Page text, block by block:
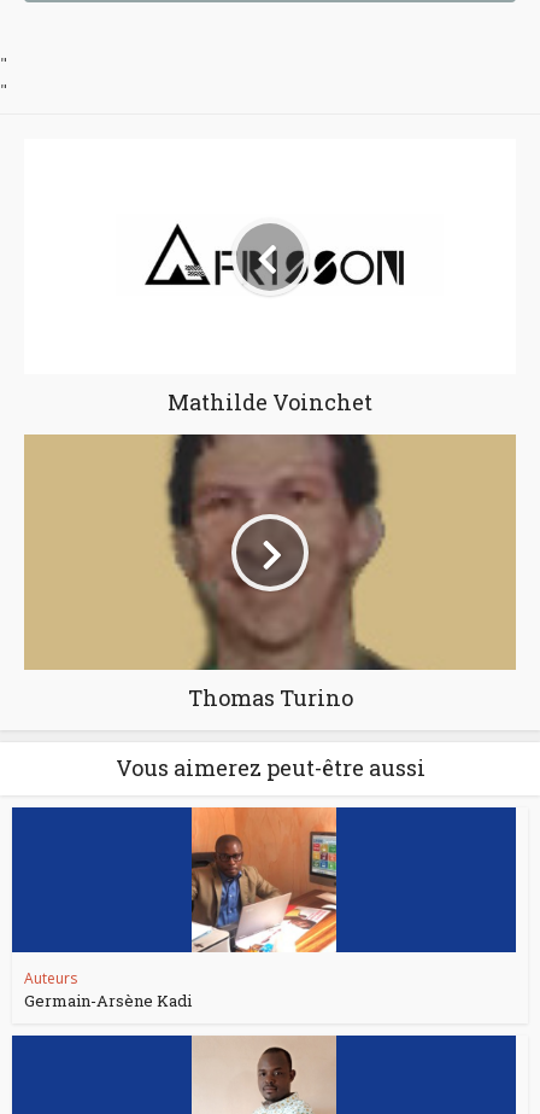
"
"
Mathilde Voinchet
Thomas Turino
Vous aimerez peut-être aussi
Auteurs
Germain-Arsène Kadi